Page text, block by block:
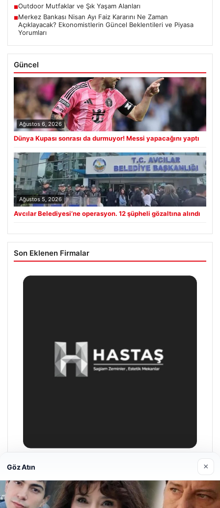
■Outdoor Mutfaklar ve Şık Yaşam Alanları
■Merkez Bankası Nisan Ayı Faiz Kararını Ne Zaman
Açıklayacak? Ekonomistlerin Güncel Beklentileri ve Piyasa
Yorumları
Güncel
Ağustos 6, 2026
Dünya Kupası sonrası da durmuyor! Messi yapacağını yaptı
Ağustos 5, 2026
Avcılar Belediyesi’ne operasyon. 12 şüpheli gözaltına alındı
Son Eklenen Firmalar
Prenses Night Club
Nisan 29, 2026
Göz Atın ×